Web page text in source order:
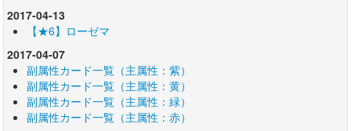
2017-04-13
【★6】ローゼマ
2017-04-07
副属性カード一覧（主属性：紫）
副属性カード一覧（主属性：黄）
副属性カード一覧（主属性：緑）
副属性カード一覧（主属性：赤）